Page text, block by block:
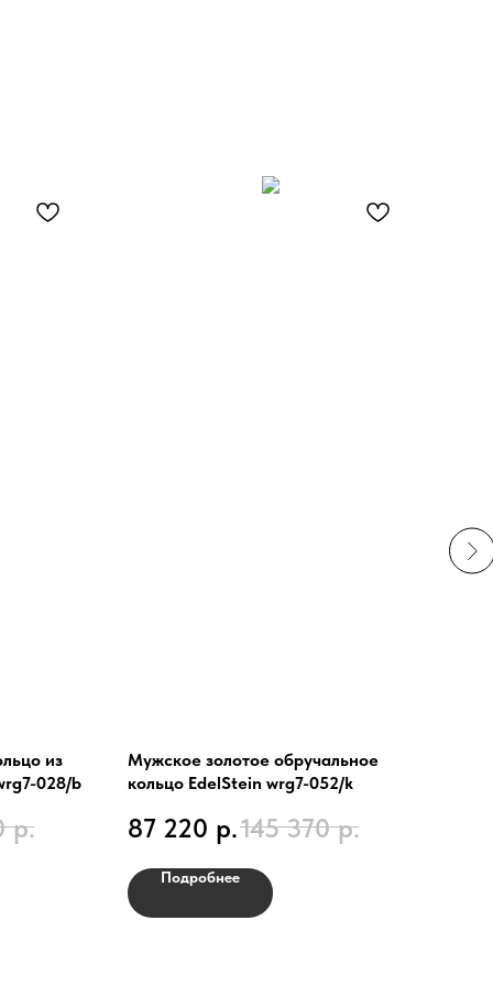
из
028/b
р.
Мужское золотое обручальное
кольцо EdelStein wrg7-052/k
87 220 р.145 370 р.
Подробнее